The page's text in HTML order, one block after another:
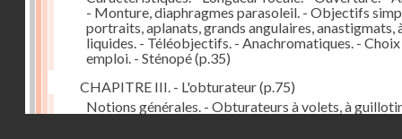
- Monture, diaphragmes parasoleil. - Objectifs
portraits, aplanats, grands angulaires, anastigmats,
liquides. - Téléobjectifs. - Anachromatiques. -
emploi. - Sténopé(p.35)
CHAPITRE III. - L'obturateur(p.75)
Notions générales. - Obturateurs à volets, à